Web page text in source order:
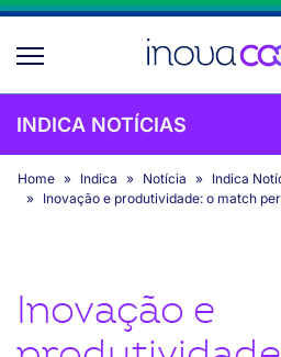
INDICA NOTÍCIAS
Home Indica Notícia
Indica
Inovação e produtividade: o match
Inovação e